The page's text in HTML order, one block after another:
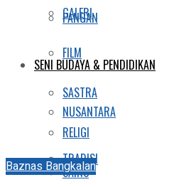
GALERI
FILM
SASTRA
RELIGI
SAINS
PANGAN
SENI BUDAYA & PENDIDIKAN
NUSANTARA
TRADISI
Baznas Bangkalan